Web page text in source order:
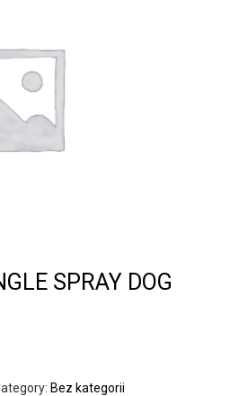
SPRAY DOG
Bez kategorii